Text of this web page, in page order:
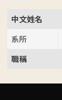
中文姓名
系所
職稱